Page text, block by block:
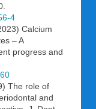
4
Calcium
– A
progress and
The role of
and